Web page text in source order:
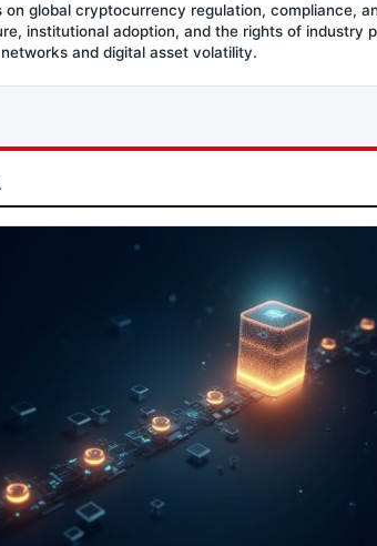
on global cryptocurrency regulation, compliance,
institutional adoption, and the rights of industry
and digital asset volatility.